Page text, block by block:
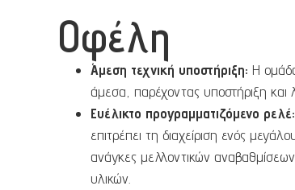
Οφέλη
Άμεση τεχνική υποστήριξη: Η
άμεσα, παρέχοντας υποστήριξη
Ευέλικτο προγραμματιζόμενο ρελέ:
επιτρέπει τη διαχείριση ενός
ανάγκες μελλοντικών
υλικών.